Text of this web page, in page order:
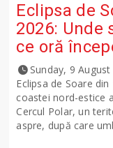
Eclipsa de
2026: Unde
ce oră
Sunday, 9 August
Eclipsa de Soare
coastei nord-estice
Cercul Polar, un
aspre, după care